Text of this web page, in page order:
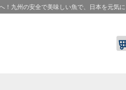
九州の安全で美味しい魚で、日本を元気に